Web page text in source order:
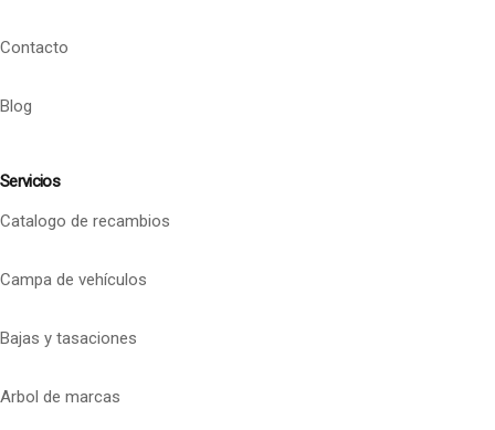
Contacto
Blog
Servicios
Catalogo de recambios
Campa de vehículos
Bajas y tasaciones
Arbol de marcas